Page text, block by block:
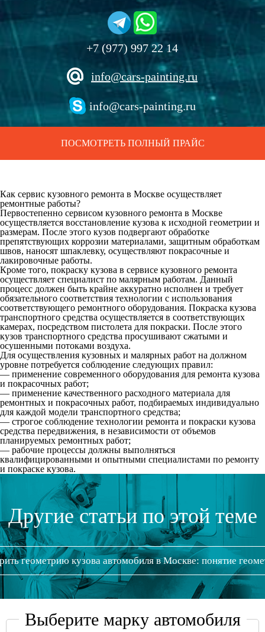
+7 (977) 997 22 14
info@cars-painting.ru
info@cars-painting.ru
ПОСМОТРЕТЬ ПОЛНЫЙ ПРАЙС
Как сервис кузовного ремонта в Москве осуществляет
ремонтные работы?
Первостепенно сервисом кузовного ремонта в Москве
осуществляется восстановление кузова к исходной геометрии и
размерам. После этого кузов подвергают обработке
препятствующих коррозии материалами, защитным обработкам
швов, наносят шпаклевку, осуществляют покрасочные и
лакировочные работы.
Кроме того, покраску кузова в сервисе кузовного ремонта
осуществляет специалист по малярным работам. Данный
процесс должен быть крайне аккуратно исполнен и требует
обязательного соответствия технологии с использования
соответствующего ремонтного оборудования. Покраска кузова
транспортного средства осуществляется в соответствующих
камерах, посредством пистолета для покраски. После этого
кузов транспортного средства просушивают сжатыми и
осушенными потоками воздуха.
Для осуществления кузовных и малярных работ на должном
уровне потребуется соблюдение следующих правил:
— применение современного оборудования для ремонта кузова
и покрасочных работ;
— применение качественного расходного материала для
ремонтных и покрасочных работ, подбираемых индивидуально
для каждой модели транспортного средства;
— строгое соблюдение технологии ремонта и покраски кузова
средства передвижения, в независимости от объемов
планируемых ремонтных работ;
— рабочие процессы должны выполняться
квалифицированными и опытными специалистами по ремонту
и покраске кузова.
Другие статьи по этой теме
геометрию кузова автомобиля в Москве: понятие
Выберите марку автомобиля